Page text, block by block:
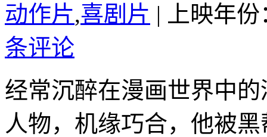
动作片,喜剧片 |
上映年
条评论
经常沉醉在漫画世界中
人物，机缘巧合，他被